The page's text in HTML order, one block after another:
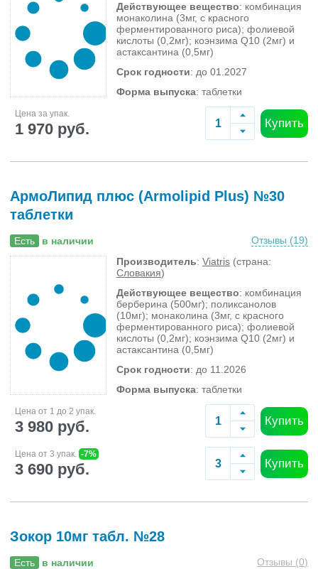
Действующее вещество: комбинация
монаколина (3мг, с красного
ферментированного риса); фолиевой
кислоты (0,2мг); коэнзима Q10 (2мг) и
астаксантина (0,5мг)
Срок годности: до 01.2027
Форма выпуска: таблетки
Цена за упак.
1 970 руб. Купить
АрмоЛипид плюс (Armolipid Plus) №30
таблетки
Есть в наличии Отзывы (19)
Производитель: Viatris (страна:
Словакия)
Действующее вещество: комбинация
берберина (500мг); поликсанолов
(10мг); монаколина (3мг, с красного
ферментированного риса); фолиевой
кислоты (0,2мг); коэнзима Q10 (2мг) и
астаксантина (0,5мг)
Срок годности: до 11.2026
Форма выпуска: таблетки
Цена от 1 до 2 упак.
3 980 руб. Купить
Цена от 3 упак. -7%
3 690 руб. Купить
Зокор 10мг табл. №28
Есть в наличии Отзывы (0)